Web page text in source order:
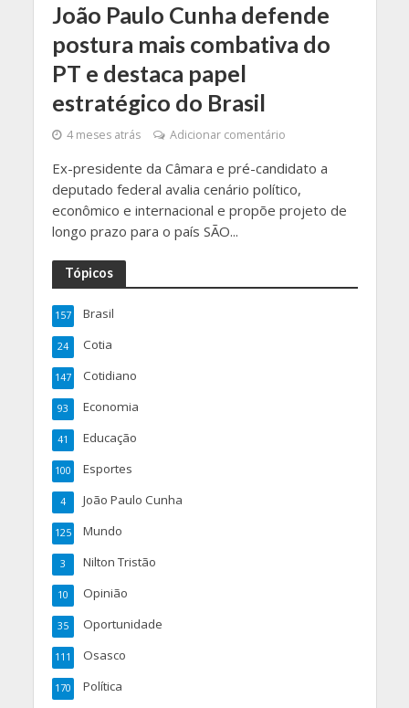
João Paulo Cunha defende
postura mais combativa do
PT e destaca papel
estratégico do Brasil
4 meses atrás Adicionar comentário
Ex-presidente da Câmara e pré-candidato a
deputado federal avalia cenário político,
econômico e internacional e propõe projeto de
longo prazo para o país SÃO...
Tópicos
Brasil
157
Cotia
24
Cotidiano
147
Economia
93
Educação
41
Esportes
100
João Paulo Cunha
4
Mundo
125
Nilton Tristão
3
Opinião
10
Oportunidade
35
Osasco
111
Política
170